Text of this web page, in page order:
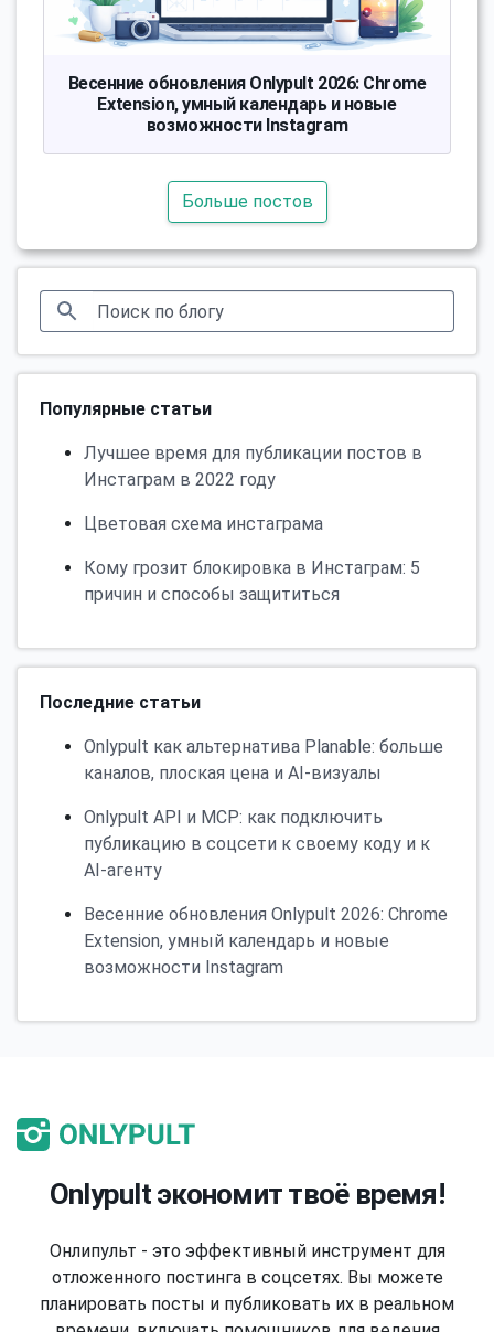
Весенние обновления Onlypult 2026: Chrome
Extension, умный календарь и новые
возможности Instagram
Больше постов
Популярные статьи
Лучшее время для публикации постов в
Инстаграм в 2022 году
Цветовая схема инстаграма
Кому грозит блокировка в Инстаграм: 5
причин и способы защититься
Последние статьи
Onlypult как альтернатива Planable: больше
каналов, плоская цена и AI-визуалы
Onlypult API и MCP: как подключить
публикацию в соцсети к своему коду и к
AI-агенту
Весенние обновления Onlypult 2026: Chrome
Extension, умный календарь и новые
возможности Instagram
Onlypult экономит твоё время!
Онлипульт - это эффективный инструмент для
отложенного постинга в соцсетях. Вы можете
планировать посты и публиковать их в реальном